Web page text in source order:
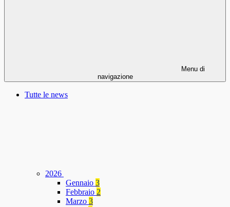
Menu di
navigazione
Tutte le news
2026
Gennaio 3
Febbraio 2
Marzo 3